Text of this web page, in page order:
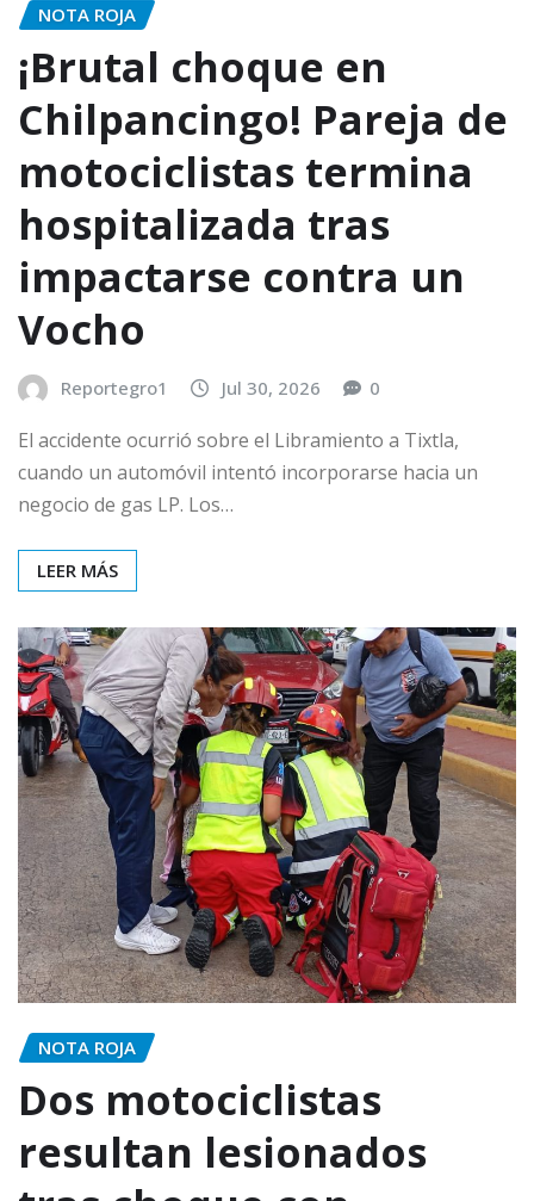
NOTA ROJA
¡Brutal choque en
Chilpancingo! Pareja de
motociclistas termina
hospitalizada tras
impactarse contra un
Vocho
Reportegro1 Jul 30, 2026 0
El accidente ocurrió sobre el Libramiento a Tixtla,
cuando un automóvil intentó incorporarse hacia un
negocio de gas LP. Los…
LEER MÁS
NOTA ROJA
Dos motociclistas
resultan lesionados